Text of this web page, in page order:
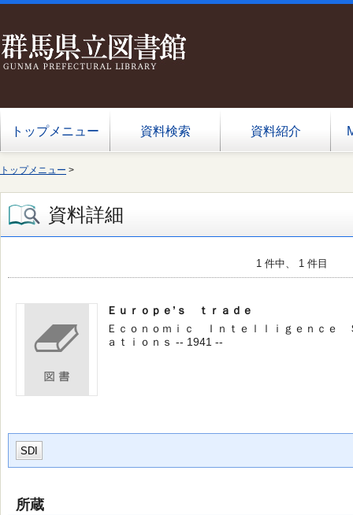
トップメニュー 資料検索 資料紹介
トップメニュー >
資料詳細
1 件中、 1 件目
Ｅｕｒｏｐｅ’ｓ ｔｒａｄｅ
Ｅｃｏｎｏｍｉｃ Ｉｎｔｅｌｌｉｇｅｎｃ
ａｔｉｏｎｓ -- 1941 --
SDI
所蔵